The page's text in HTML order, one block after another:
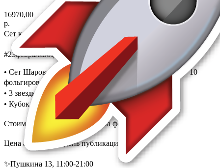
16970,00
р.
Сет к 23 февраля 🎖️
#23февралявоздухпермь
• Сет Шаров: 20 шаров латексных на атласной ленте + 10
фольгированных сердец на атласной ленте: 7600₽
• 3 звезды гигант 36’: 8250₽
• Кубок с надписью: 1120₽
Стоимость всей композиции на фото: 16970₽
Цена актуальна в день публикации 🪄
✨Пушкина 13, 11:00-21:00